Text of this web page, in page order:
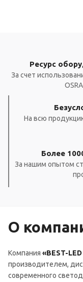
Ресурс
За счет
На всю
Более
За нашим опытом
О
Компания «BEST-LED
производителем,
современного